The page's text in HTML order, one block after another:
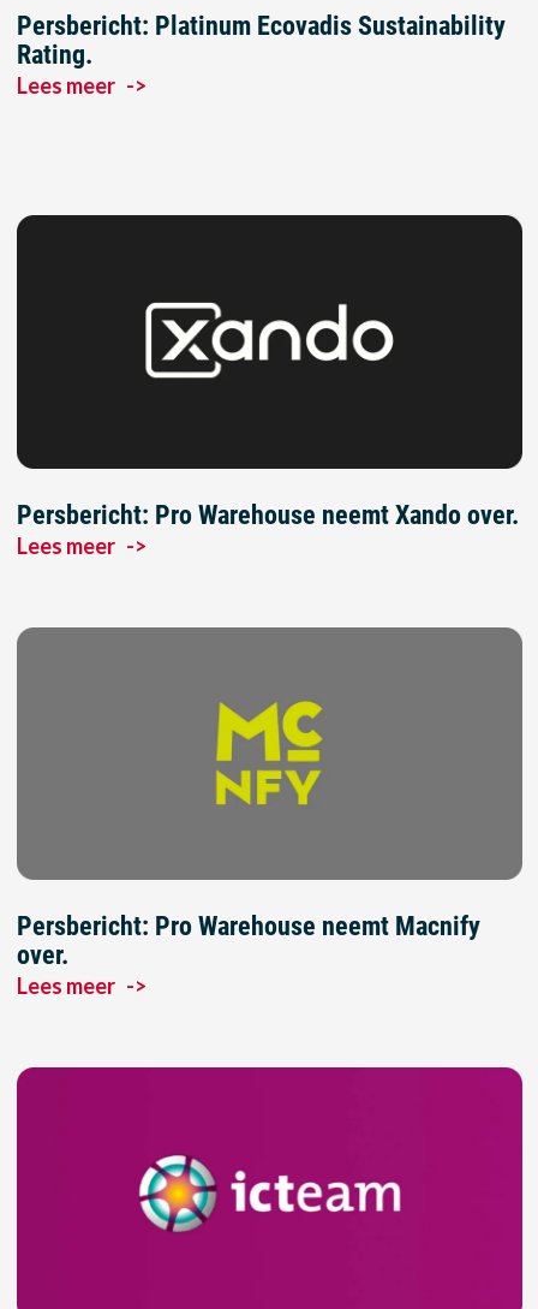
Persbericht: Platinum Ecovadis Sustainability
Rating.
Lees meer ->
Persbericht: Pro Warehouse neemt Xando over.
Lees meer ->
Persbericht: Pro Warehouse neemt Macnify
over.
Lees meer ->